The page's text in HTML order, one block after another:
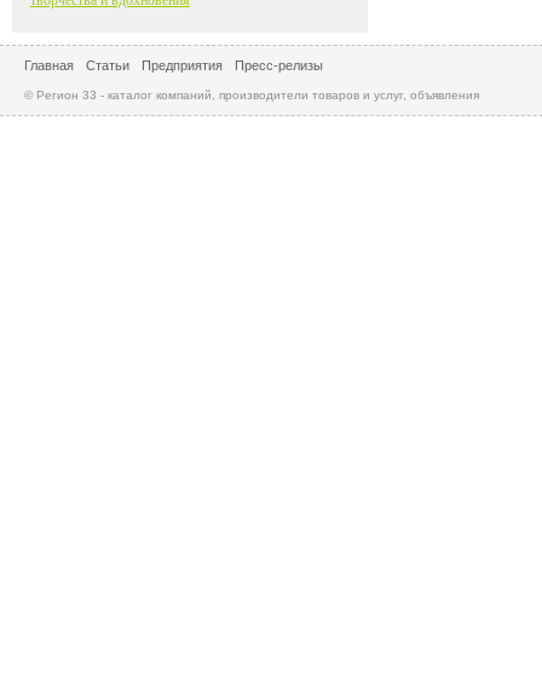
Главная Статьи Предприятия Пресс-релизы
© Регион 33 - каталог компаний, производители товаров и услуг, объявления